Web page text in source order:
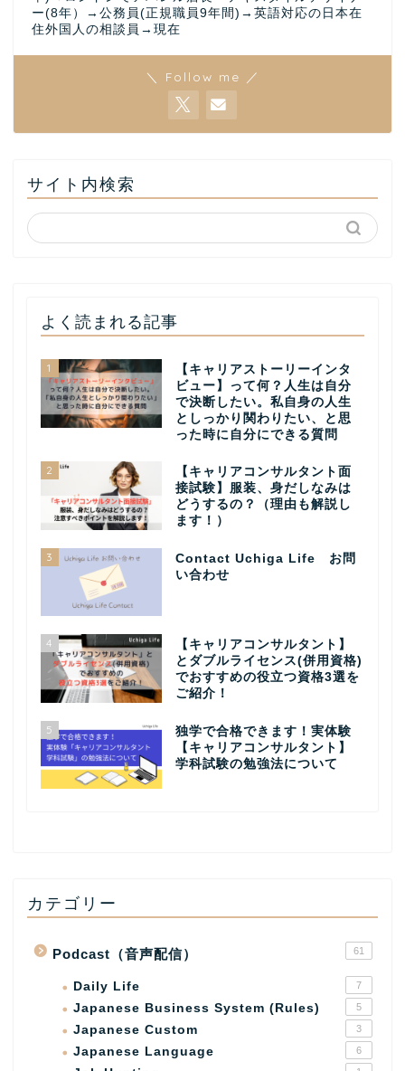
ー(8年）→公務員(正規職員9年間)→英語対応の日本在
住外国人の相談員→現在
＼ Follow me ／
サイト内検索
よく読まれる記事
1
【キャリアストーリーインタ
ビュー】って何？人生は自分
で決断したい。私自身の人生
としっかり関わりたい、と思
った時に自分にできる質問
2
【キャリアコンサルタント面
接試験】服装、身だしなみは
どうするの？（理由も解説し
ます！）
3
Contact Uchiga Life お問
い合わせ
4
【キャリアコンサルタント】
とダブルライセンス(併用資格)
でおすすめの役立つ資格3選を
ご紹介！
5
独学で合格できます！実体験
【キャリアコンサルタント】
学科試験の勉強法について
カテゴリー
Podcast（音声配信） 61
Daily Life 7
Japanese Business System (Rules) 5
Japanese Custom 3
Japanese Language 6